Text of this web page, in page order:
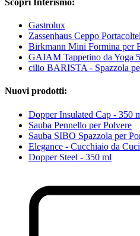
Scopri Interismo:
Gastrolux
Zassenhaus Ceppo
Birkmann Mini Formina per
GAIAM Tappetino da Yoga
cilio BARISTA - Spazzola
Nuovi prodotti:
Dopper Insulated Cap - 350
Sauba Pennello per Polvere
Sauba SIBO Spazzola per
Elegance - Cucchiaio da
Dopper Steel - 350 ml